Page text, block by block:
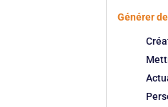
Générer